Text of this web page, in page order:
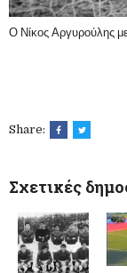
Ο Νίκος Αργυρούλης
Share:
Σχετικές